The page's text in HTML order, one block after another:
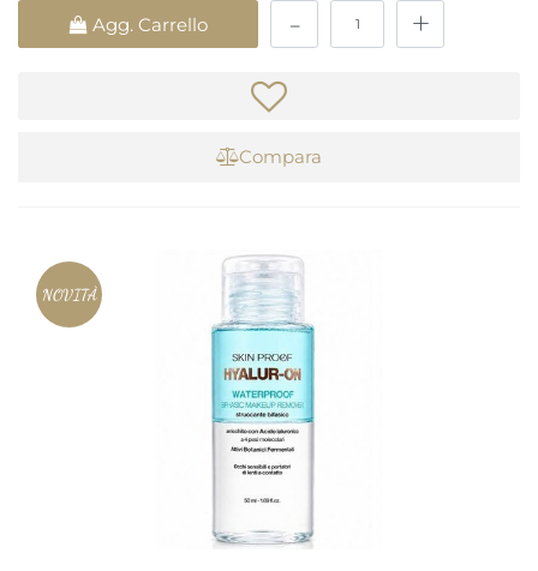
Agg. Carrello
Compara
NOVITÀ